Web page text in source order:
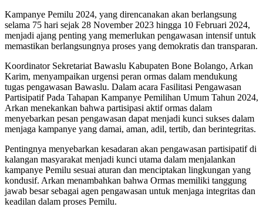
Kampanye Pemilu 2024, yang direncanakan akan berlangsung
selama 75 hari sejak 28 November 2023 hingga 10 Februari 2024,
menjadi ajang penting yang memerlukan pengawasan intensif untuk
memastikan berlangsungnya proses yang demokratis dan transparan.
Koordinator Sekretariat Bawaslu Kabupaten Bone Bolango, Arkan
Karim, menyampaikan urgensi peran ormas dalam mendukung
tugas pengawasan Bawaslu. Dalam acara Fasilitasi Pengawasan
Partisipatif Pada Tahapan Kampanye Pemilihan Umum Tahun 2024,
Arkan menekankan bahwa partisipasi aktif ormas dalam
menyebarkan pesan pengawasan dapat menjadi kunci sukses dalam
menjaga kampanye yang damai, aman, adil, tertib, dan berintegritas.
Pentingnya menyebarkan kesadaran akan pengawasan partisipatif di
kalangan masyarakat menjadi kunci utama dalam menjalankan
kampanye Pemilu sesuai aturan dan menciptakan lingkungan yang
kondusif. Arkan menambahkan bahwa Ormas memiliki tanggung
jawab besar sebagai agen pengawasan untuk menjaga integritas dan
keadilan dalam proses Pemilu.